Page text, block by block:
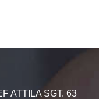
ATTILA SGT. 63